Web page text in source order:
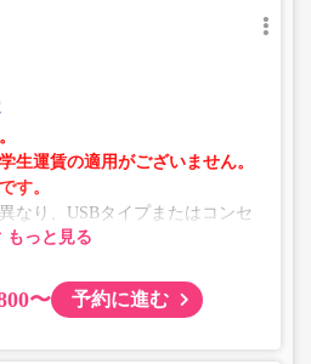
生運賃の適用がございません。
す。
なり、USBタイプまたはコンセ
ります。
ざいます。あらかじめご了承く
もっと見る
〜 予約に進む